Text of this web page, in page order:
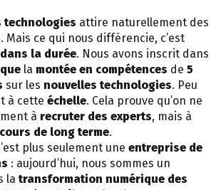
technologies attire naturellement des
. Mais ce qui nous différencie, c’est
la durée. Nous avons inscrit dans
la montée en compétences de 5
sur les nouvelles technologies. Peu
à cette échelle. Cela prouve qu’on ne
à recruter des experts, mais à
de long terme.
plus seulement une entreprise de
: aujourd’hui, nous sommes un
la transformation numérique des